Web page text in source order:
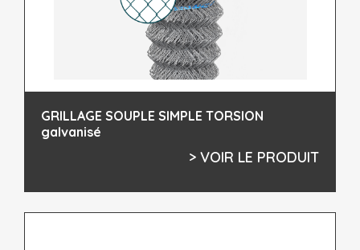
GRILLAGE SOUPLE SIMPLE TORSION
galvanisé
> VOIR LE PRODUIT